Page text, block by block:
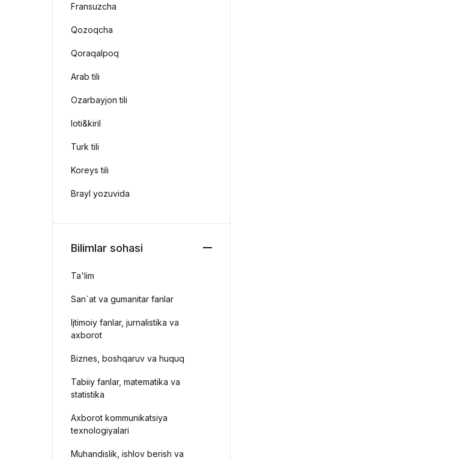
Fransuzcha
Qozoqcha
Qoraqalpoq
Arab tili
Ozarbayjon tili
loti&kiril
Turk tili
Koreys tili
Brayl yozuvida
Bilimlar sohasi
Ta'lim
San`at va gumanitar fanlar
Ijtimoiy fanlar, jurnalistika va
axborot
Biznes, boshqaruv va huquq
Tabiiy fanlar, matematika va
statistika
Axborot kommunikatsiya
texnologiyalari
Muhandislik, ishlov berish va